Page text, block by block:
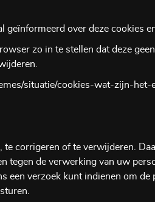
over deze cookies
zo in te stellen dat deze
situatie/cookies-wat-zijn-
corrigeren of te verwijderen.
tegen de verwerking van uw
een verzoek kunt indienen om